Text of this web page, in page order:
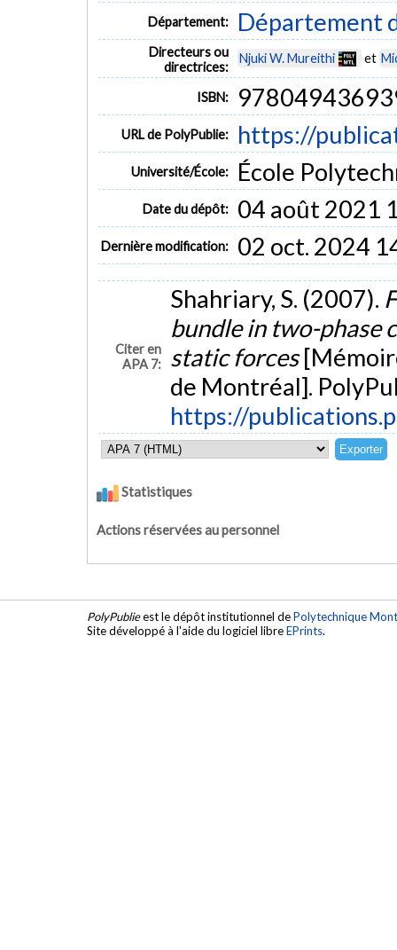
Département: Département
Directeurs ou
directrices:
Njuki W. Mureithi et
ISBN:
URL de PolyPublie: https://
Université/École: École
Date du dépôt: 04 août 2021
Dernière modification: 02 oct. 2024
Citer en
APA 7:
Shahriary, S. (2007).
bundle in two-phase
static forces
de Montréal].
https://
Statistiques
Actions réservées au personnel
PolyPublieest le dépôt institutionnel dePolytechnique
Site développé à l'aide du logiciel libreEPrints.